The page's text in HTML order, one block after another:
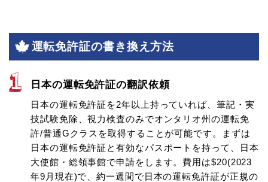
運転免許証の書き換え方法
日本の運転免許証の翻訳依頼
日本の運転免許証を2年以上持っていれば、筆記・実
技試験免除、視力検査のみでオンタリオ州の運転免
許/普通Gクラスを取得することが可能です。まずは
日本の運転免許証と有効なパスポートを持って、日本
大使館・総領事館で申請をします。費用は$20(2023
年9月現在)で、約一週間で日本の運転免許証が正規の